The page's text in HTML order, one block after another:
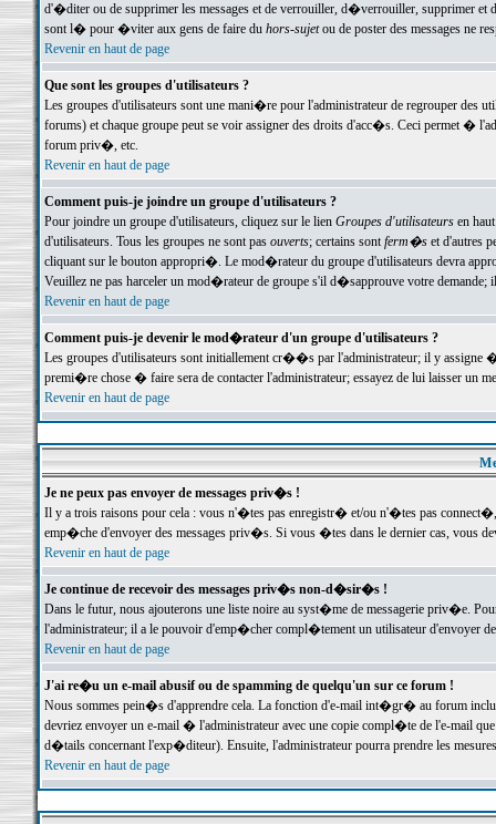
d'�diter ou de supprimer les messages et de verrouiller, d�verrouiller, supprimer
sont l� pour �viter aux gens de faire du hors-sujetou de poster des messages ne
Revenir en haut de page
Que sont les groupes d'utilisateurs ?
Les groupes d'utilisateurs sont une mani�re pour l'administrateur de regrouper des
forums) et chaque groupe peut se voir assigner des droits d'acc�s. Ceci permet
forum priv�, etc.
Revenir en haut de page
Comment puis-je joindre un groupe d'utilisateurs ?
Pour joindre un groupe d'utilisateurs, cliquez sur le lien Groupes d'utilisateursen haut
d'utilisateurs. Tous les groupes ne sont pas ouverts; certains sontferm�set d'autres
cliquant sur le bouton appropri�. Le mod�rateur du groupe d'utilisateurs devra
Veuillez ne pas harceler un mod�rateur de groupe s'il d�sapprouve votre demande;
Revenir en haut de page
Comment puis-je devenir le mod�rateur d'un groupe d'utilisateurs ?
Les groupes d'utilisateurs sont initiallement cr��s par l'administrateur; il y
premi�re chose � faire sera de contacter l'administrateur; essayez de lui laisser un
Revenir en haut de page
Je ne peux pas envoyer de messages priv�s !
Il y a trois raisons pour cela : vous n'�tes pas enregistr� et/ou n'�tes pas
emp�che d'envoyer des messages priv�s. Si vous �tes dans le dernier cas, vous
Revenir en haut de page
Je continue de recevoir des messages priv�s non-d�sir�s !
Dans le futur, nous ajouterons une liste noire au syst�me de messagerie priv�e.
l'administrateur; il a le pouvoir d'emp�cher compl�tement un utilisateur d'envoyer
Revenir en haut de page
J'ai re�u un e-mail abusif ou de spamming de quelqu'un sur ce forum !
Nous sommes pein�s d'apprendre cela. La fonction d'e-mail int�gr� au forum inclut
devriez envoyer un e-mail � l'administrateur avec une copie compl�te de l'e-mail
d�tails concernant l'exp�diteur). Ensuite, l'administrateur pourra prendre les
Revenir en haut de page